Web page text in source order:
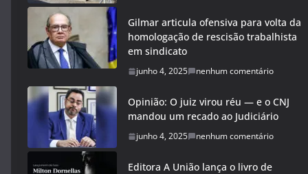
Gilmar articula ofensiva para volta da
homologação de rescisão trabalhista
em sindicato
junho 4, 2025 nenhum comentário
Opinião: O juiz virou réu — e o CNJ
mandou um recado ao Judiciário
junho 4, 2025 nenhum comentário
Editora A União lança o livro de